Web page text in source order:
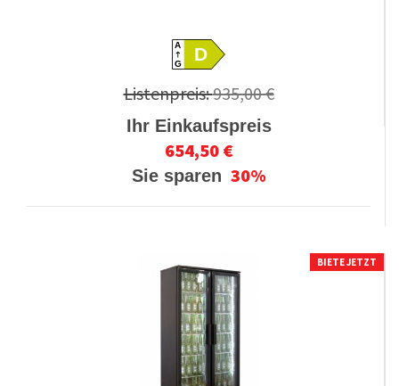
A
GD
Listenpreis:935,00 €
Ihr Einkaufspreis
654,50 €
Sie sparen 30%
BIETE JETZT